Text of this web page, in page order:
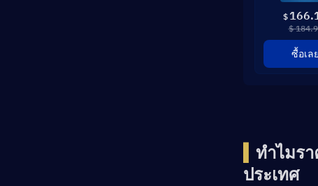
$
$
ซื้อเลย
ทำไมร
ประเทศ